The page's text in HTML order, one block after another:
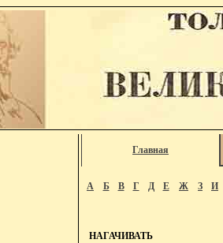
Главная
А Б В Г Д Е Ж З И
НАГАЧИВАТЬ